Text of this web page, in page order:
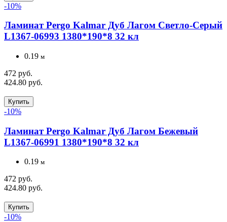
-10%
Ламинат Pergo Kalmar Дуб Лагом Светло-Серый
L1367-06993 1380*190*8 32 кл
0.19 м
472 руб.
424.80 руб.
Купить
-10%
Ламинат Pergo Kalmar Дуб Лагом Бежевый
L1367-06991 1380*190*8 32 кл
0.19 м
472 руб.
424.80 руб.
Купить
-10%